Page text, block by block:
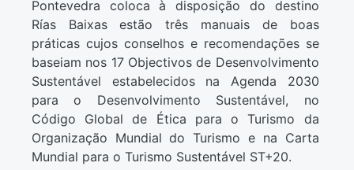
Pontevedra coloca à disposição do destino
Rías Baixas estão três manuais de boas
práticas cujos conselhos e recomendações se
baseiam nos 17 Objectivos de Desenvolvimento
Sustentável estabelecidos na Agenda 2030
para o Desenvolvimento Sustentável, no
Código Global de Ética para o Turismo da
Organização Mundial do Turismo e na Carta
Mundial para o Turismo Sustentável ST+20.